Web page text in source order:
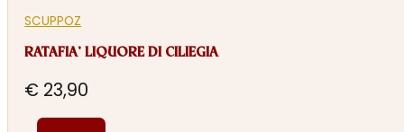
SCUPPOZ
RATAFIA’ LIQUORE DI CILIEGIA
€ 23,90